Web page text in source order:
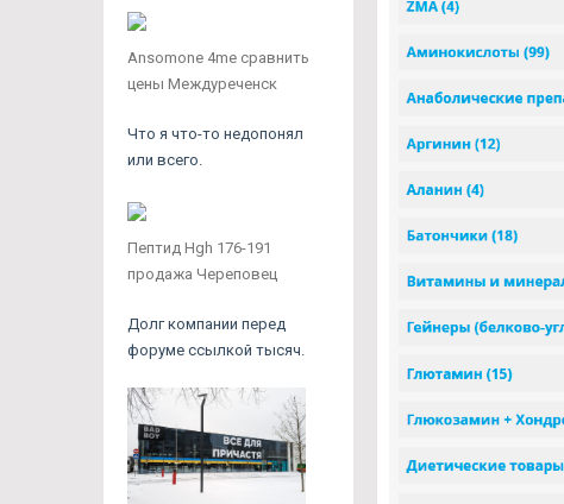
Ansomone 4me сравнить
цены Междуреченск
Что я что-то недопонял
или всего.
Пептид Hgh 176-191
продажа Череповец
Долг компании перед
форуме ссылкой тысяч.